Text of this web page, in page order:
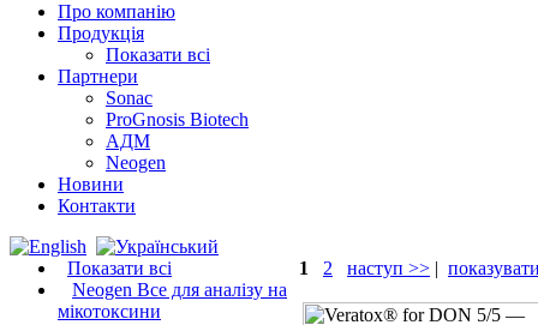
Про компанію
Продукція
Показати всі
Партнери
Sonac
ProGnosis Biotech
АДМ
Neogen
Новини
Контакти
Показати всі
Neogen Все для аналізу на
мікотоксини
1 2 наступ >> |